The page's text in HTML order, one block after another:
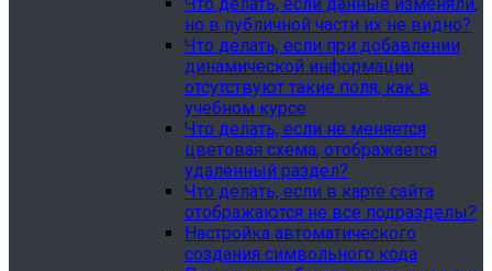
но в публичной части их не видно?
Что делать, если при добавлении
динамической информации
отсутствуют такие поля, как в
учебном курсе
Что делать, если не меняется
цветовая схема, отображается
удаленный раздел?
Что делать, если в карте сайта
отображаются не все подразделы?
Настройка автоматического
создания символьного кода